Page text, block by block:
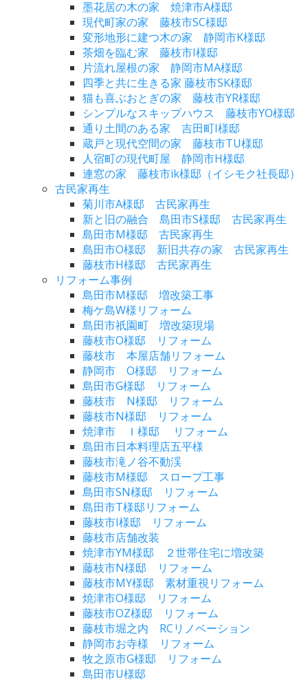
墨花居の木の家 焼津市A様邸
現代町家の家 藤枝市SC様邸
変形地形に建つ木の家 静岡市K様邸
茶畑を臨む家 藤枝市I様邸
片流れ屋根の家 静岡市MA様邸
四季と共に生きる家 藤枝市SK様邸
猫も喜ぶおとぎの家 藤枝市YR様邸
シンプルなスキップハウス 藤枝市YO様邸
通り土間のある家 吉田町I様邸
蔵戸と現代空間の家 藤枝市TU様邸
人宿町の現代町屋 静岡市H様邸
連窓の家 藤枝市ik様邸（イシモク社長邸）
古民家再生
菊川市A様邸 古民家再生
新と旧の融合 島田市S様邸 古民家再生
島田市M様邸 古民家再生
島田市O様邸 新旧共存の家 古民家再生
藤枝市H様邸 古民家再生
リフォーム事例
島田市M様邸 増改築工事
梅ケ島W様リフォーム
島田市祇園町 増改築現場
藤枝市O様邸 リフォーム
藤枝市 本屋店舗リフォーム
静岡市 O様邸 リフォーム
島田市G様邸 リフォーム
藤枝市 N様邸 リフォーム
藤枝市N様邸 リフォーム
焼津市 Ｉ様邸 リフォーム
島田市日本料理店五平様
藤枝市滝ノ谷不動渓
藤枝市M様邸 スロープ工事
島田市SN様邸 リフォーム
島田市T様邸リフォーム
藤枝市I様邸 リフォーム
藤枝市店舗改装
焼津市YM様邸 ２世帯住宅に増改築
藤枝市N様邸 リフォーム
藤枝市MY様邸 素材重視リフォーム
焼津市O様邸 リフォーム
藤枝市OZ様邸 リフォーム
藤枝市堀之内 RCリノベーション
静岡市お寺様 リフォーム
牧之原市G様邸 リフォーム
島田市U様邸